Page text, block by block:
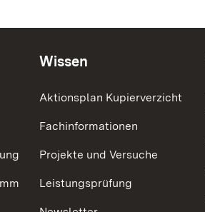
Wissen
Aktionsplan Kupierverzicht
Fachinformationen
Projekte und Versuche
Leistungsprüfung